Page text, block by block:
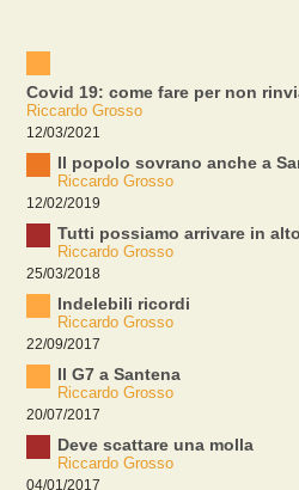
Covid 19: come fare per non
Riccardo Grosso
12/03/2021
Il popolo sovrano anche a
Riccardo Grosso
12/02/2019
Tutti possiamo arrivare in alto
Riccardo Grosso
25/03/2018
Indelebili ricordi
Riccardo Grosso
22/09/2017
Il G7 a Santena
Riccardo Grosso
20/07/2017
Deve scattare una molla
Riccardo Grosso
04/01/2017